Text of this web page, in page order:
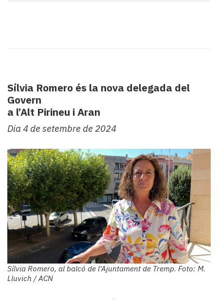
Sílvia Romero és la nova delegada del
Govern
a l’Alt Pirineu i Aran
Dia 4 de setembre de 2024
Sílvia Romero, al balcó de l'Ajuntament de Tremp. Foto: M.
Lluvich / ACN